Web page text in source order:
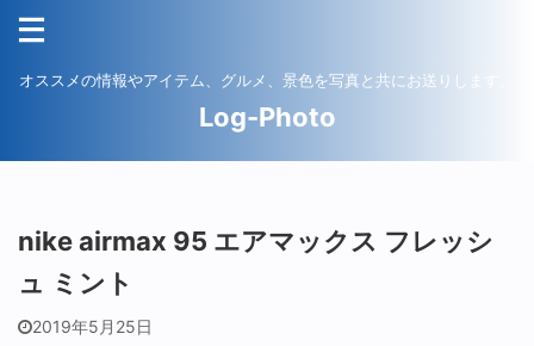
オススメの情報やアイテム、グルメ、景色を写真と共にお送りします。
Log-Photo
nike airmax 95 エアマックス フレッシ
ュ ミント
2019年5月25日